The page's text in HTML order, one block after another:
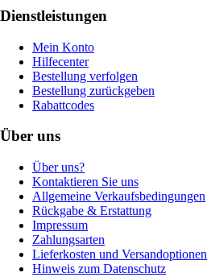
Dienstleistungen
Mein Konto
Hilfecenter
Bestellung verfolgen
Bestellung zurückgeben
Rabattcodes
Über uns
Über uns?
Kontaktieren Sie uns
Allgemeine Verkaufsbedingungen
Rückgabe & Erstattung
Impressum
Zahlungsarten
Lieferkosten und Versandoptionen
Hinweis zum Datenschutz